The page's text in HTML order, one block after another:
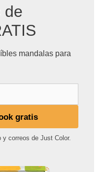
de
mandalas para
gratis
correos de Just Color.